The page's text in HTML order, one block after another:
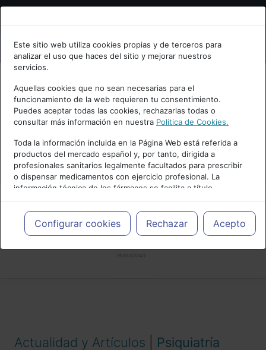
Bienvenid@ a psiquiatria.com
Escribe tu Email
Accede o regístrate con tu email.
Cancelar
Este sitio web utiliza cookies propias y de terceros para
analizar el uso que haces del sitio y mejorar nuestros
servicios.
Aquellas cookies que no sean necesarias para el
funcionamiento de la web requieren tu consentimiento.
Puedes aceptar todas las cookies, rechazarlas todas o
consultar más información en nuestra Política de Cookies.
Toda la información incluida en la Página Web está referida a
productos del mercado español y, por tanto, dirigida a
profesionales sanitarios legalmente facultados para prescribir
o dispensar medicamentos con ejercicio profesional. La
información técnica de los fármacos se facilita a título
meramente informativo, siendo responsabilidad de los
profesionales facultados prescribir medicamentos y decidir, en
cada caso concreto, el tratamiento más adecuado a las
necesidades del paciente.
Configurar cookies Rechazar Acepto
Actualidad y Artículos
Psiquiatría